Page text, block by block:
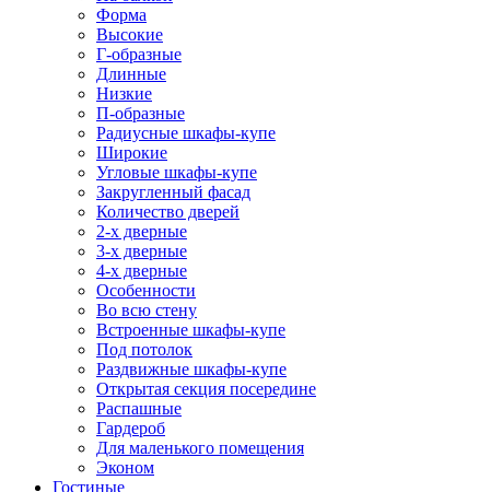
Форма
Высокие
Г-образные
Длинные
Низкие
П-образные
Радиусные шкафы-купе
Широкие
Угловые шкафы-купе
Закругленный фасад
Количество дверей
2-х дверные
3-х дверные
4-х дверные
Особенности
Во всю стену
Встроенные шкафы-купе
Под потолок
Раздвижные шкафы-купе
Открытая секция посередине
Распашные
Гардероб
Для маленького помещения
Эконом
Гостиные